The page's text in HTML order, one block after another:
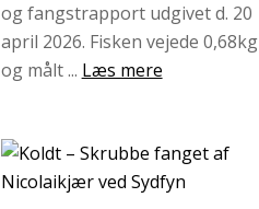
og fangstrapport udgivet d. 20
april 2026. Fisken vejede 0,68kg
og målt ... Læs mere